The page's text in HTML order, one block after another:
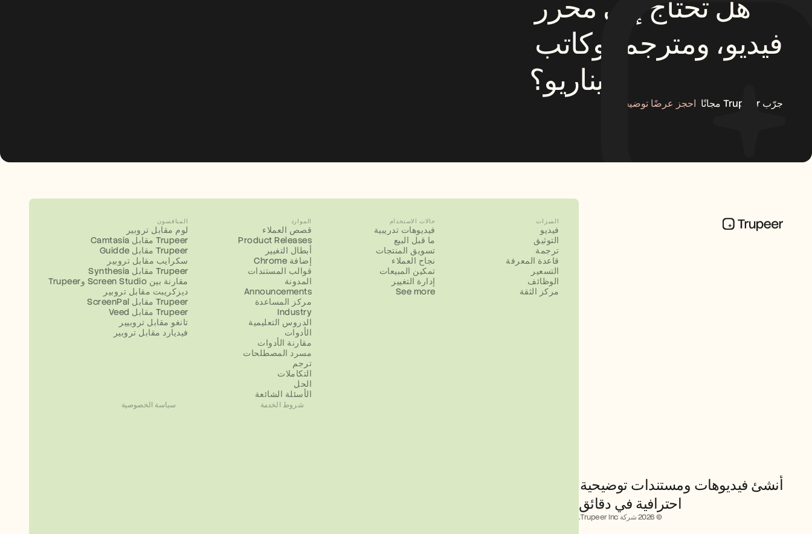
سيناريو؟
جرّب Trupeer مجانًا احجز عرضًا توضيحيًا
احترافية في دقائق
© 2026 شركة Trupeer Inc.
الميزات
فيديو
التوثيق
ترجمة
قاعدة المعرفة
التسعير
الوظائف
مركز الثقة
حالات الاستخدام
فيديوهات تدريبية
ما قبل البيع
تسويق المنتجات
نجاح العملاء
تمكين المبيعات
إدارة التغيير
See more
الموارد
قصص العملاء
Product Releases
أبطال التغيير
إضافة Chrome
قوالب المستندات
المدونة
Announcements
مركز المساعدة
Industry
الدروس التعليمية
الأدوات
مقارنة الأدوات
مسرد المصطلحات
ترجم
التكاملات
الحل
الأسئلة الشائعة
المنافسون
لوم مقابل تروبير
Camtasia مقابل Trupeer
Guidde مقابل Trupeer
سكرايب مقابل تروبير
Synthesia مقابل Trupeer
مقارنة بين Screen Studio وTrupeer
ديزكريبت مقابل تروبير
ScreenPal مقابل Trupeer
Veed مقابل Trupeer
تانغو مقابل تروبيير
فيديارد مقابل تروبير
شروط الخدمة سياسة الخصوصية